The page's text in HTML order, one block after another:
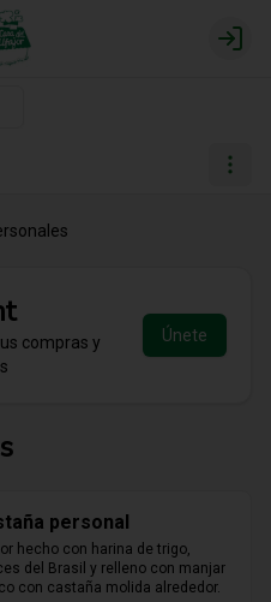
Login
compras y
Únete
personal
hecho con harina de trigo,
del Brasil y relleno con manjar
con castaña molida alrededor.